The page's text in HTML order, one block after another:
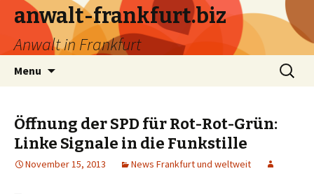
anwalt-frankfurt.biz
Anwalt in Frankfurt
Menu
Search
for:
Öffnung der SPD für Rot-Rot-Grün:
Linke Signale in die Funkstille
November 15, 2013 News Frankfurt und weltweit